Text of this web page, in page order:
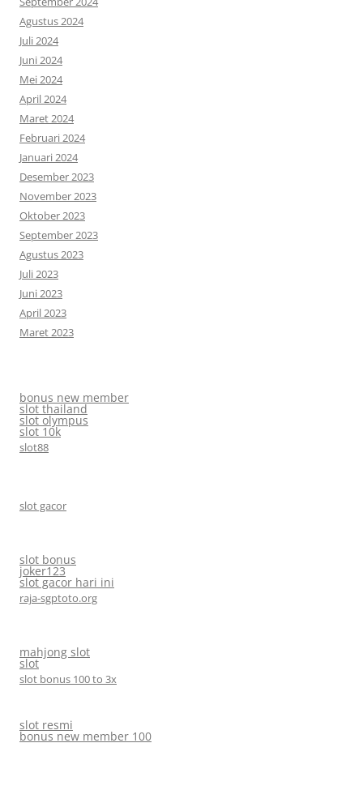
Agustus 2024
Juli 2024
Juni 2024
Mei 2024
April 2024
Maret 2024
Februari 2024
Januari 2024
Desember 2023
November 2023
Oktober 2023
September 2023
Agustus 2023
Juli 2023
Juni 2023
April 2023
Maret 2023
bonus new member
slot thailand
slot olympus
slot 10k
slot88
slot gacor
slot bonus
joker123
slot gacor hari ini
raja-sgptoto.org
mahjong slot
slot
slot bonus 100 to 3x
slot resmi
bonus new member 100